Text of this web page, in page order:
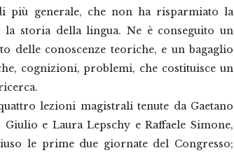
più generale, che non ha risparmiato la
la storia della lingua. Ne è conseguito un
delle conoscenze teoriche, e un bagaglio
cognizioni, problemi, che costituisce un
lezioni magistrali tenute da Gaetano
e Laura Lepschy e Raffaele Simone,
le prime due giornate del Congresso;